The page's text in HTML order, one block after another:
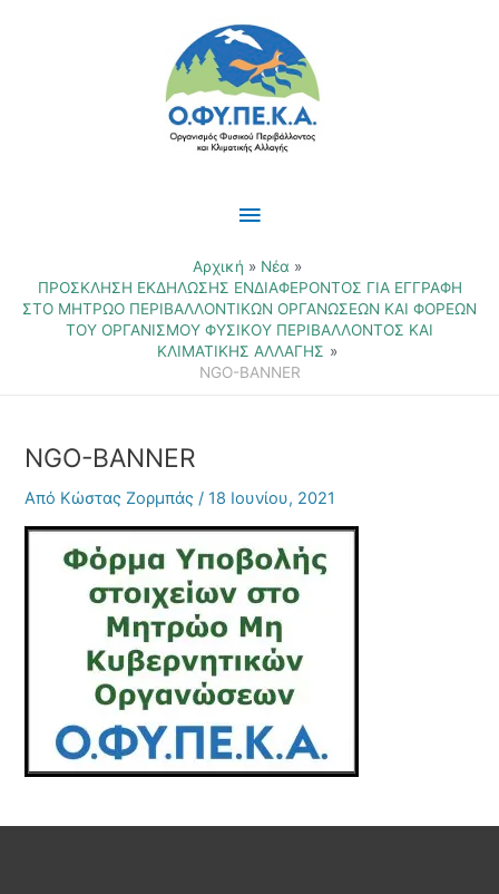
Κύριο
Μενού
Αρχική
Νέα
ΠΡΟΣΚΛΗΣΗ ΕΚΔΗΛΩΣΗΣ ΕΝΔΙΑΦΕΡΟΝΤΟΣ ΓΙΑ ΕΓΓΡΑΦΗ
ΣΤΟ ΜΗΤΡΩΟ ΠΕΡΙΒΑΛΛΟΝΤΙΚΩΝ ΟΡΓΑΝΩΣΕΩΝ ΚΑΙ ΦΟΡΕΩΝ
ΤΟΥ ΟΡΓΑΝΙΣΜΟΥ ΦΥΣΙΚΟΥ ΠΕΡΙΒΑΛΛΟΝΤΟΣ ΚΑΙ
ΚΛΙΜΑΤΙΚΗΣ ΑΛΛΑΓΗΣ
NGO-BANNER
NGO-BANNER
Από Κώστας Ζορμπάς/18 Ιουνίου, 2021